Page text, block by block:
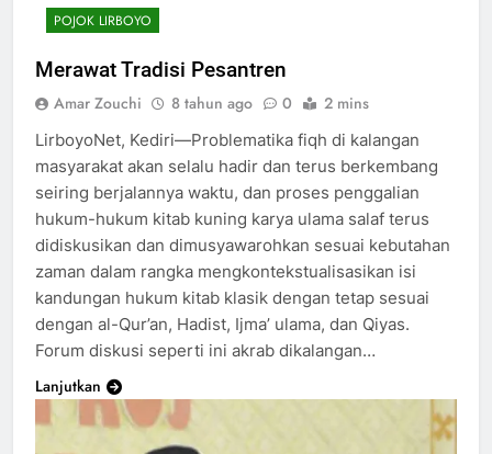
POJOK LIRBOYO
Merawat Tradisi Pesantren
Amar Zouchi 8 tahun ago 0 2 mins
LirboyoNet, Kediri—Problematika fiqh di kalangan
masyarakat akan selalu hadir dan terus berkembang
seiring berjalannya waktu, dan proses penggalian
hukum-hukum kitab kuning karya ulama salaf terus
didiskusikan dan dimusyawarohkan sesuai kebutahan
zaman dalam rangka mengkontekstualisasikan isi
kandungan hukum kitab klasik dengan tetap sesuai
dengan al-Qur’an, Hadist, Ijma’ ulama, dan Qiyas.
Forum diskusi seperti ini akrab dikalangan…
Lanjutkan